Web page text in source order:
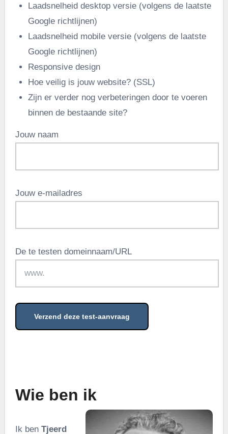
Laadsnelheid desktop versie (volgens de laatste
Google richtlijnen)
Laadsnelheid mobile versie (volgens de laatste
Google richtlijnen)
Responsive design
Hoe veilig is jouw website? (SSL)
Zijn er verder nog verbeteringen door te voeren
binnen de bestaande site?
Jouw naam
Jouw e-mailadres
De te testen domeinnaam/URL
Wie ben ik
Ik ben Tjeerd